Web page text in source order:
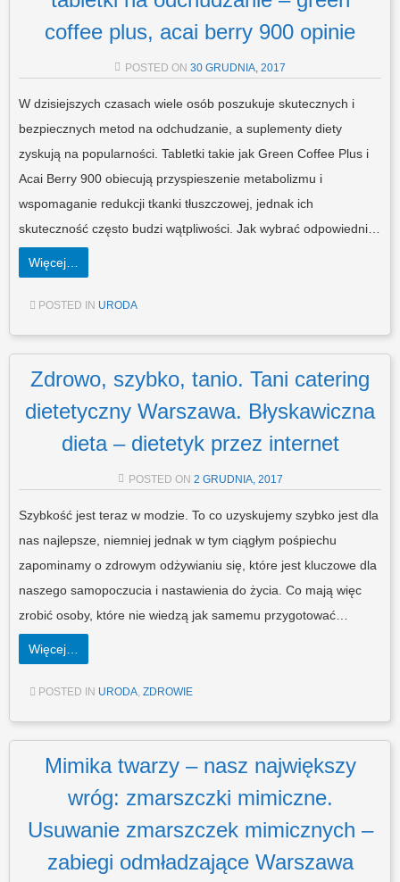
coffee plus, acai berry 900 opinie
POSTED ON 30 GRUDNIA, 2017
W dzisiejszych czasach wiele osób poszukuje skutecznych i
bezpiecznych metod na odchudzanie, a suplementy diety
zyskują na popularności. Tabletki takie jak Green Coffee Plus i
Acai Berry 900 obiecują przyspieszenie metabolizmu i
wspomaganie redukcji tkanki tłuszczowej, jednak ich
skuteczność często budzi wątpliwości. Jak wybrać odpowiedni…
Więcej…
POSTED IN URODA
Zdrowo, szybko, tanio. Tani catering
dietetyczny Warszawa. Błyskawiczna
dieta – dietetyk przez internet
POSTED ON 2 GRUDNIA, 2017
Szybkość jest teraz w modzie. To co uzyskujemy szybko jest dla
nas najlepsze, niemniej jednak w tym ciągłym pośpiechu
zapominamy o zdrowym odżywianiu się, które jest kluczowe dla
naszego samopoczucia i nastawienia do życia. Co mają więc
zrobić osoby, które nie wiedzą jak samemu przygotować…
Więcej…
POSTED IN URODA, ZDROWIE
Mimika twarzy – nasz największy
wróg: zmarszczki mimiczne.
Usuwanie zmarszczek mimicznych –
zabiegi odmładzające Warszawa